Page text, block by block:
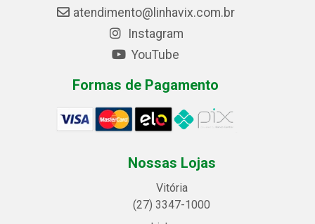
atendimento@linhavix.com.br
Instagram
YouTube
Formas de Pagamento
Nossas Lojas
Vitória
(27) 3347-1000